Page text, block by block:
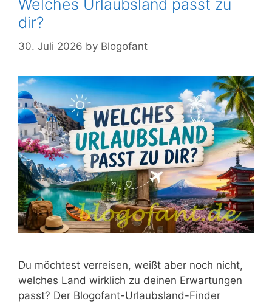
Welches Urlaubsland passt zu
dir?
30. Juli 2026 by Blogofant
Du möchtest verreisen, weißt aber noch nicht,
welches Land wirklich zu deinen Erwartungen
passt? Der Blogofant-Urlaubsland-Finder